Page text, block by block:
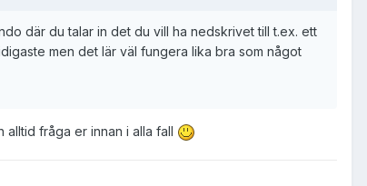
där du talar in det du vill ha nedskrivet till t.ex. ett
men det lär väl fungera lika bra som något
fråga er innan i alla fall